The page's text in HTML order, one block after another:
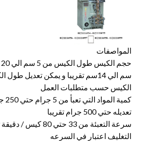
المواصفات
سم الي 14سم تقريبا و يمكن تعديل
الكيس حسب متطلبات العمل
تعديله حتي 500 جرام تقريبا
سرعة التعبئة من 33 حتي
التغليف اعتبار في السرعه